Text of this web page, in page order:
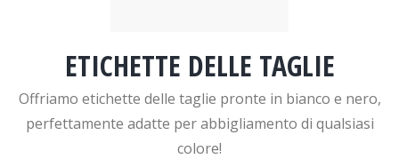
ETICHETTE DELLE TAGLIE
Offriamo etichette delle taglie pronte in bianco e nero,
perfettamente adatte per abbigliamento di qualsiasi
colore!